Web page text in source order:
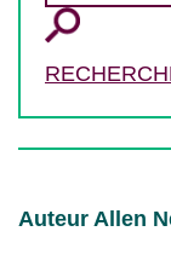
Auteur Allen